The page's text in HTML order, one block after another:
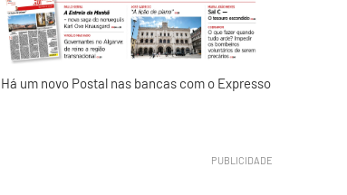
Há um novo Postal nas bancas com o Expresso